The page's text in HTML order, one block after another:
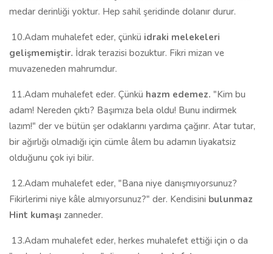
medar derinliği yoktur. Hep sahil şeridinde dolanır durur.
10.Adam muhalefet eder, çünkü idraki melekeleri
gelişmemiştir. İdrak terazisi bozuktur. Fikri mizan ve
muvazeneden mahrumdur.
11.Adam muhalefet eder. Çünkü hazm edemez. "Kim bu
adam! Nereden çıktı? Başımıza bela oldu! Bunu indirmek
lazım!" der ve bütün şer odaklarını yardıma çağırır. Atar tutar,
bir ağırlığı olmadığı için cümle âlem bu adamın liyakatsiz
olduğunu çok iyi bilir.
12.Adam muhalefet eder, "Bana niye danışmıyorsunuz?
Fikirlerimi niye kâle almıyorsunuz?" der. Kendisini bulunmaz
Hint kumaşı zanneder.
13.Adam muhalefet eder, herkes muhalefet ettiği için o da